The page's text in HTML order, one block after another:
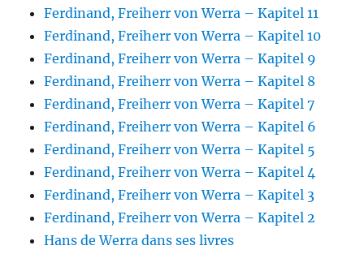
Ferdinand, Freiherr von Werra – Kapitel 11
Ferdinand, Freiherr von Werra – Kapitel 10
Ferdinand, Freiherr von Werra – Kapitel 9
Ferdinand, Freiherr von Werra – Kapitel 8
Ferdinand, Freiherr von Werra – Kapitel 7
Ferdinand, Freiherr von Werra – Kapitel 6
Ferdinand, Freiherr von Werra – Kapitel 5
Ferdinand, Freiherr von Werra – Kapitel 4
Ferdinand, Freiherr von Werra – Kapitel 3
Ferdinand, Freiherr von Werra – Kapitel 2
Hans de Werra dans ses livres